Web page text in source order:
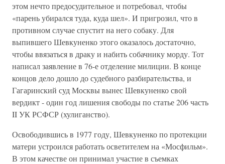
этом нечто предосудительное и потребовал, чтобы
«парень убирался туда, куда шел». И пригрозил, что в
противном случае спустит на него собаку. Для
выпившего Шевкуненко этого оказалось достаточно,
чтобы ввязаться в драку и набить собачнику морду. Тот
написал заявление в 76-е отделение милиции. В конце
концов дело дошло до судебного разбирательства, и
Гагаринский суд Москвы вынес Шевкуненко свой
вердикт - один год лишения свободы по статье 206 часть
II УК РСФСР (хулиганство).
Освободившись в 1977 году, Шевкуненко по протекции
матери устроился работать осветителем на «Мосфильм».
В этом качестве он принимал участие в съемках